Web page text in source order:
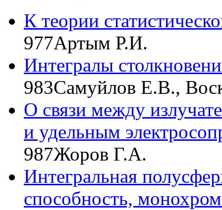
К теории
977Артым Р.И.
Интегралы
983Самуйлов Е.В.,
О связи между
и удельным
987Жоров Г.А.
Интегральная
способность,